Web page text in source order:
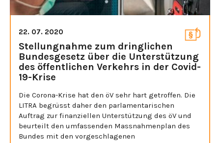
22. 07. 2020
Stellungnahme zum dringlichen
Bundesgesetz über die Unterstützung
des öffentlichen Verkehrs in der Covid-
19-Krise
Die Corona-Krise hat den öV sehr hart getroffen. Die
LITRA begrüsst daher den parlamentarischen
Auftrag zur finanziellen Unterstützung des öV und
beurteilt den umfassenden Massnahmenplan des
Bundes mit den vorgeschlagenen